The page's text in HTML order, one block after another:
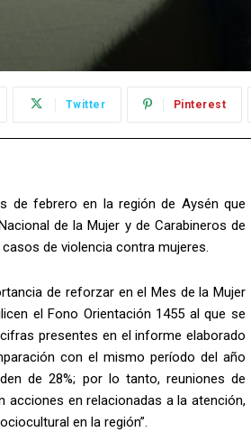
Twitter Pinterest
de febrero en la región de Aysén que
de la Mujer y de Carabineros de
de violencia contra mujeres.
de reforzar en el Mes de la Mujer
el Fono Orientación 1455 al que se
presentes en el informe elaborado
con el mismo período del año
de 28%; por lo tanto, reuniones de
en relacionadas a la atención,
en la región”.